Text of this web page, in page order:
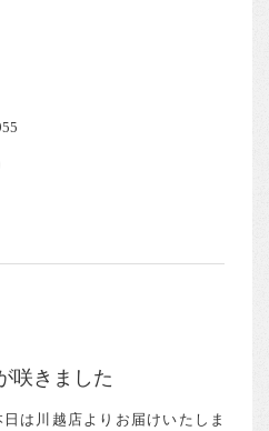
咲きました
は川越店よりお届けいたしま